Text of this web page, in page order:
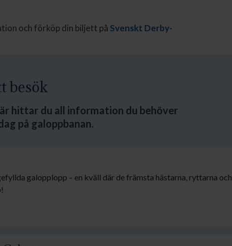
och förköp din biljett på Svenskt Derby-
besök
hittar du all information du behöver
på galoppbanan.
galopplopp – en kväll där de främsta hästarna, ryttarna och